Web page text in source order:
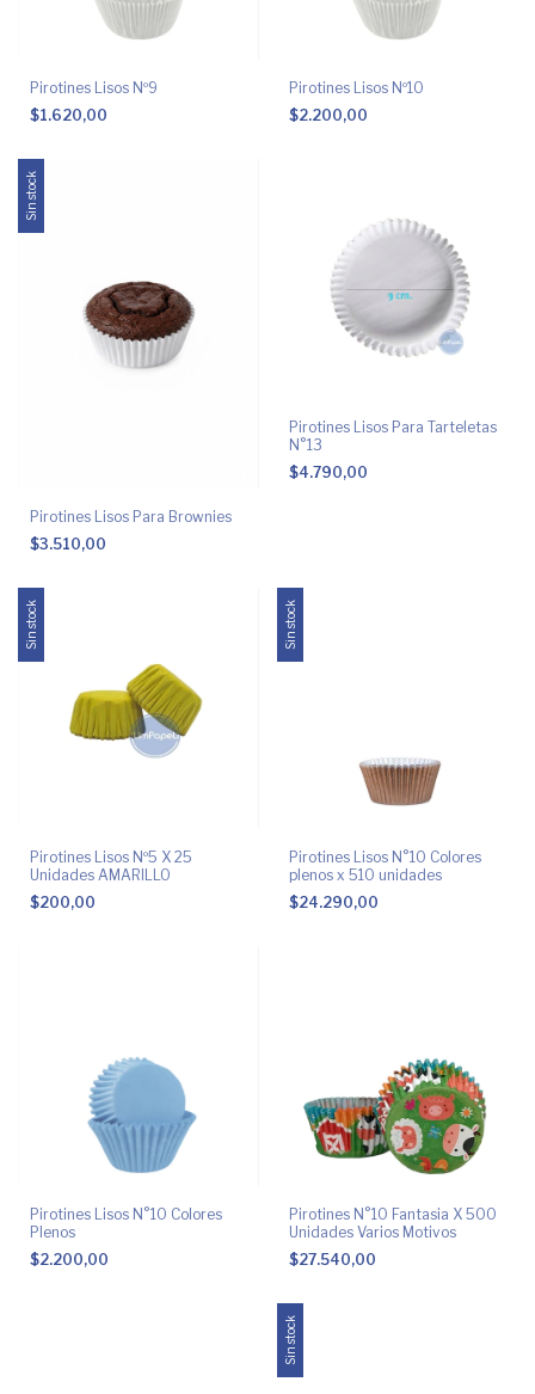
Pirotines Lisos Nº9
$1.620,00
Pirotines Lisos Nº10
$2.200,00
Sin stock
Pirotines Lisos Para Brownies
$3.510,00
Pirotines Lisos Para Tarteletas
N°13
$4.790,00
Sin stock
Pirotines Lisos Nº5 X 25
Unidades AMARILLO
$200,00
Sin stock
Pirotines Lisos N°10 Colores
plenos x 510 unidades
$24.290,00
Pirotines Lisos N°10 Colores
Plenos
$2.200,00
Pirotines N°10 Fantasia X 500
Unidades Varios Motivos
$27.540,00
Sin stock